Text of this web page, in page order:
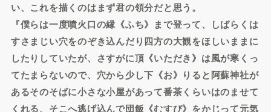
い、これを描くのはまず君の領分だと思う。
『僕らは一度噴火口の縁《ふち》まで登って、しばらくは
すさまじい穴をのぞき込んだり四方の大観をほしいままに
したりしていたが、さすがに頂《いただき》は風が寒くっ
てたまらないので、穴から少し下《お》りると阿蘇神社が
あるそのそばに小さな小屋があって番茶くらいはのませて
くれる、そこへ逃げ込んで団飯《むすび》をかじって元気